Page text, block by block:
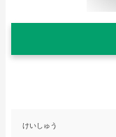
けいしゅう